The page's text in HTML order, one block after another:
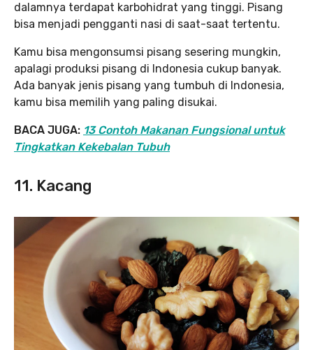
dalamnya terdapat karbohidrat yang tinggi. Pisang
bisa menjadi pengganti nasi di saat-saat tertentu.
Kamu bisa mengonsumsi pisang sesering mungkin,
apalagi produksi pisang di Indonesia cukup banyak.
Ada banyak jenis pisang yang tumbuh di Indonesia,
kamu bisa memilih yang paling disukai.
BACA JUGA: 13 Contoh Makanan Fungsional untuk
Tingkatkan Kekebalan Tubuh
11. Kacang